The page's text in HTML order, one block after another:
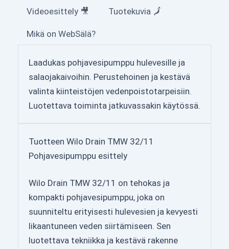
Videoesittely 🎥 Tuotekuvia 🗾
Mikä on WebSälä?
Laadukas pohjavesipumppu hulevesille ja
salaojakaivoihin. Perustehoinen ja kestävä
valinta kiinteistöjen vedenpoistotarpeisiin.
Luotettava toiminta jatkuvassakin käytössä.
Tuotteen Wilo Drain TMW 32/11
Pohjavesipumppu esittely
Wilo Drain TMW 32/11 on tehokas ja
kompakti pohjavesipumppu, joka on
suunniteltu erityisesti hulevesien ja kevyesti
likaantuneen veden siirtämiseen. Sen
luotettava tekniikka ja kestävä rakenne